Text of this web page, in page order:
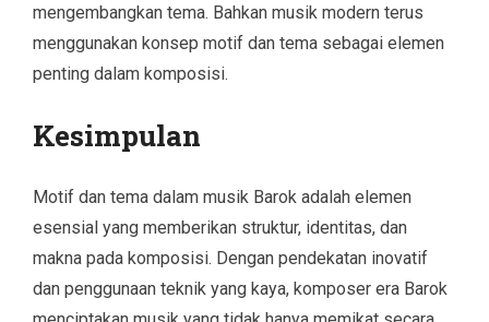
mengembangkan tema. Bahkan musik modern terus
menggunakan konsep motif dan tema sebagai elemen
penting dalam komposisi.
Kesimpulan
Motif dan tema dalam musik Barok adalah elemen
esensial yang memberikan struktur, identitas, dan
makna pada komposisi. Dengan pendekatan inovatif
dan penggunaan teknik yang kaya, komposer era Barok